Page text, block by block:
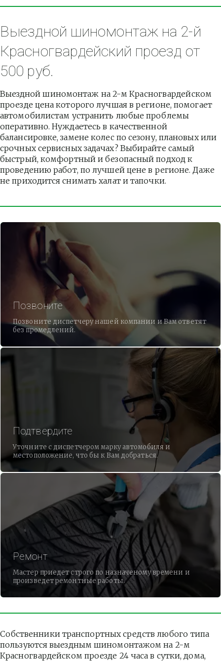
Выездной шиномонтаж на 2-й
Красногвардейский проезд от
500 руб.
Выездной шиномонтаж на 2-м Красногвардейском
проезде цена которого лучшая в регионе, помогает
автомобилистам устранить любые проблемы
оперативно. Нуждаетесь в качественной
балансировке, замене колес по сезону, плановых или
срочных сервисных задачах? Выбирайте самый
быстрый, комфортный и безопасный подход к
проведению работ, по лучшей цене в регионе. Даже
не приходится снимать халат и тапочки.
Позвоните
Позвоните диспетчеру нашей компании и Вам ответят
без промедлений.
Подтвердите
Уточните с диспетчером марку автомобиля и
местоположение, что бы к Вам добраться.
Ремонт
Мастер приедет строго по назначеному времени и
произведет ремонтные работы.
Собственники транспортных средств любого типа
пользуются выездным шиномонтажом на 2-м
Красногвардейском проезде 24 часа в сутки, дома,